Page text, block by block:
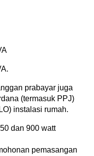
prabayar juga
(termasuk PPJ)
instalasi rumah.
dan 900 watt
pemasangan